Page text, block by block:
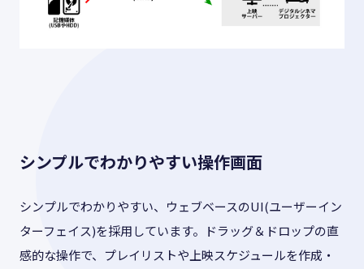
シンプルでわかりやすい操作画面
シンプルでわかりやすい、ウェブベースのUI(ユーザーイン
ターフェイス)を採用しています。ドラッグ＆ドロップの直
感的な操作で、プレイリストや上映スケジュールを作成・